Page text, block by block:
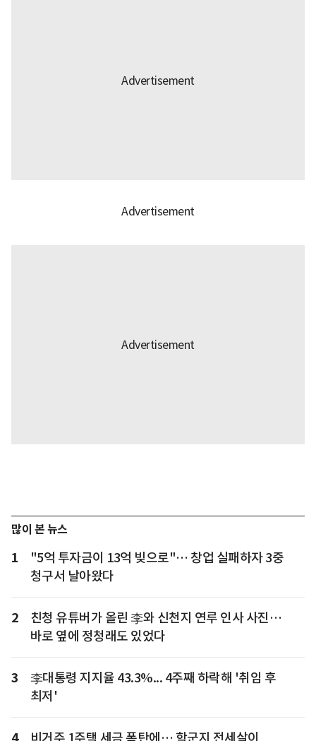
많이 본 뉴스
1
"5억 투자금이 13억 빚으로"… 창업 실패하자 3중
청구서 날아왔다
2
친청 유튜버가 올린 李와 신천지 연루 인사 사진…
바로 옆에 정청래도 있었다
3
李대통령 지지율 43.3%... 4주째 하락해 '취임 후
최저'
4
비거주 1주택 세금 폭탄에… 학군지 전세살이